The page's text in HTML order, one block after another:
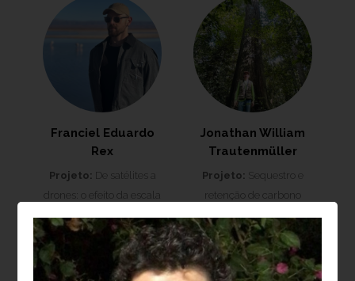
Franciel Eduardo
Rex
Projeto: De satélites a
drones: o efeito da escala
no mapeamento do
carbono florestal
Período:
2025-2028
Jonathan William
Trautenmüller
Projeto: Sequestro e
retenção de carbono
quando práticas de
manejo são aplicadas
visando a
sustentabilidade do